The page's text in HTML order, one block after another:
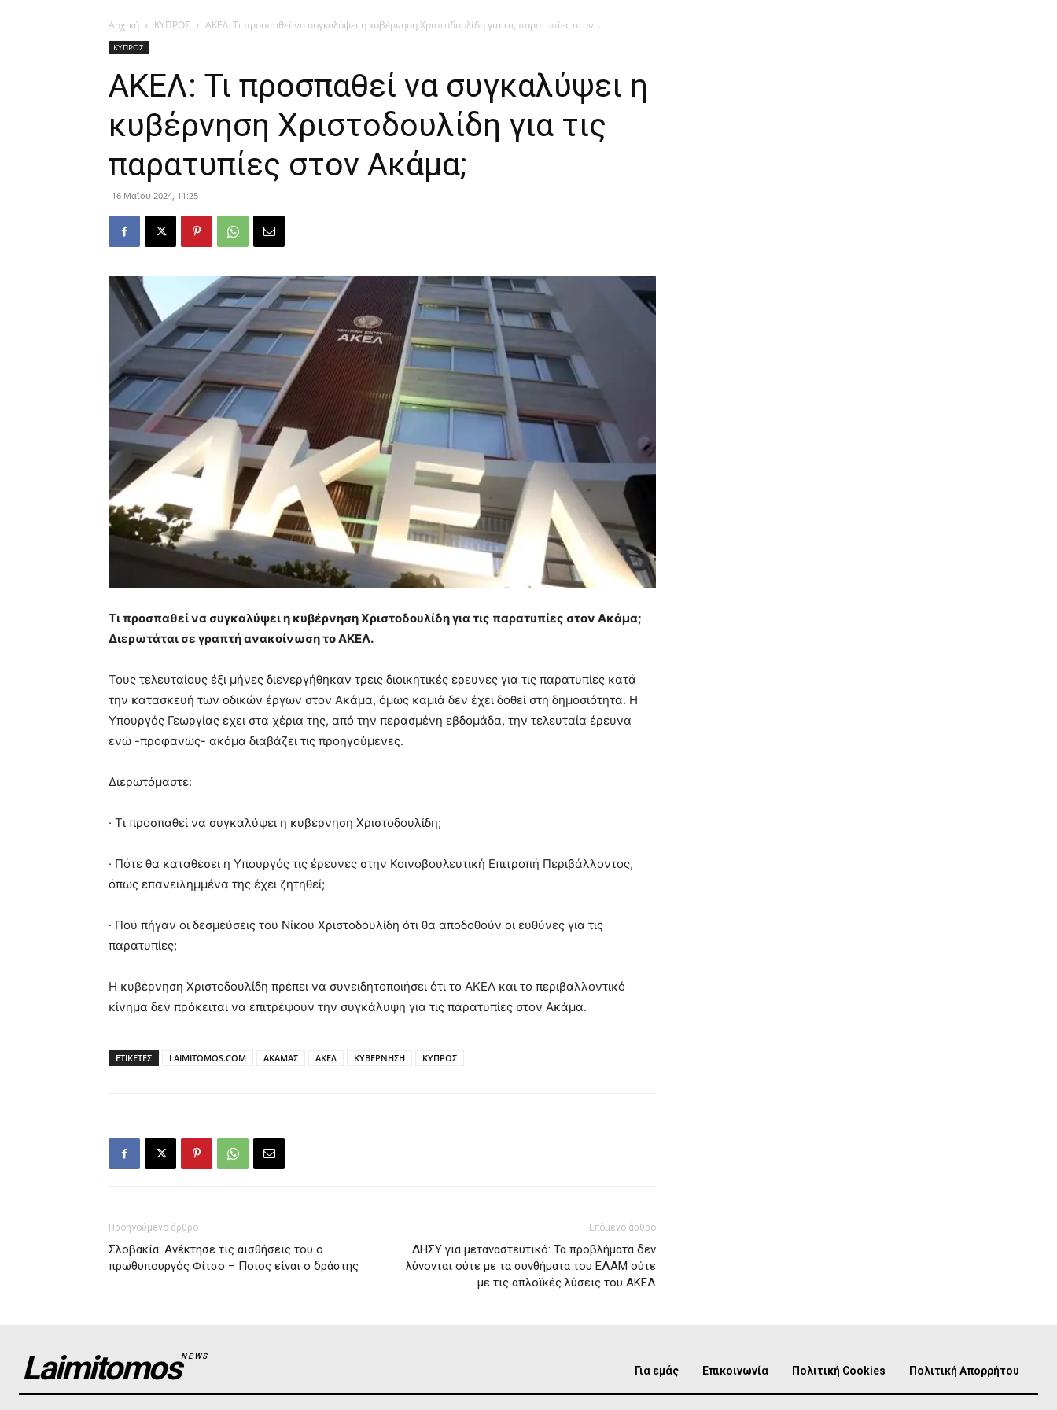
Αρχική ΚΥΠΡΟΣ ΑΚΕΛ: Τι προσπαθεί να συγκαλύψει η κυβέρνηση Χριστοδουλίδη για τις παρατυπίες στον...
ΚΥΠΡΟΣ
ΑΚΕΛ: Τι προσπαθεί να συγκαλύψει η
κυβέρνηση Χριστοδουλίδη για τις
παρατυπίες στον Ακάμα;
16 Μαΐου 2024, 11:25
Τι προσπαθεί να συγκαλύψει η κυβέρνηση Χριστοδουλίδη για τις παρατυπίες στον Ακάμα;
Διερωτάται σε γραπτή ανακοίνωση το ΑΚΕΛ.
Τους τελευταίους έξι μήνες διενεργήθηκαν τρεις διοικητικές έρευνες για τις παρατυπίες κατά
την κατασκευή των οδικών έργων στον Ακάμα, όμως καμιά δεν έχει δοθεί στη δημοσιότητα. Η
Υπουργός Γεωργίας έχει στα χέρια της, από την περασμένη εβδομάδα, την τελευταία έρευνα
ενώ -προφανώς- ακόμα διαβάζει τις προηγούμενες.
Διερωτόμαστε:
· Τι προσπαθεί να συγκαλύψει η κυβέρνηση Χριστοδουλίδη;
· Πότε θα καταθέσει η Υπουργός τις έρευνες στην Κοινοβουλευτική Επιτροπή Περιβάλλοντος,
όπως επανειλημμένα της έχει ζητηθεί;
· Πού πήγαν οι δεσμεύσεις του Νίκου Χριστοδουλίδη ότι θα αποδοθούν οι ευθύνες για τις
παρατυπίες;
Η κυβέρνηση Χριστοδουλίδη πρέπει να συνειδητοποιήσει ότι το ΑΚΕΛ και το περιβαλλοντικό
κίνημα δεν πρόκειται να επιτρέψουν την συγκάλυψη για τις παρατυπίες στον Ακάμα.
ΕΤΙΚΕΤΕΣ LAIMITOMOS.COM ΑΚΑΜΑΣ ΑΚΕΛ ΚΥΒΕΡΝΗΣΗ ΚΥΠΡΟΣ
Προηγούμενο άρθρο
Σλοβακία: Ανέκτησε τις αισθήσεις του ο
πρωθυπουργός Φίτσο – Ποιος είναι ο δράστης
Επόμενο άρθρο
ΔΗΣΥ για μεταναστευτικό: Τα προβλήματα δεν
λύνονται ούτε με τα συνθήματα του ΕΛΑΜ ούτε
με τις απλοϊκές λύσεις του ΑΚΕΛ
LaimitomosNEWS
Για εμάς Επικοινωνία Πολιτική Cookies Πολιτική Απορρήτου